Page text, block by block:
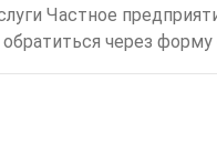
Частное
через форму